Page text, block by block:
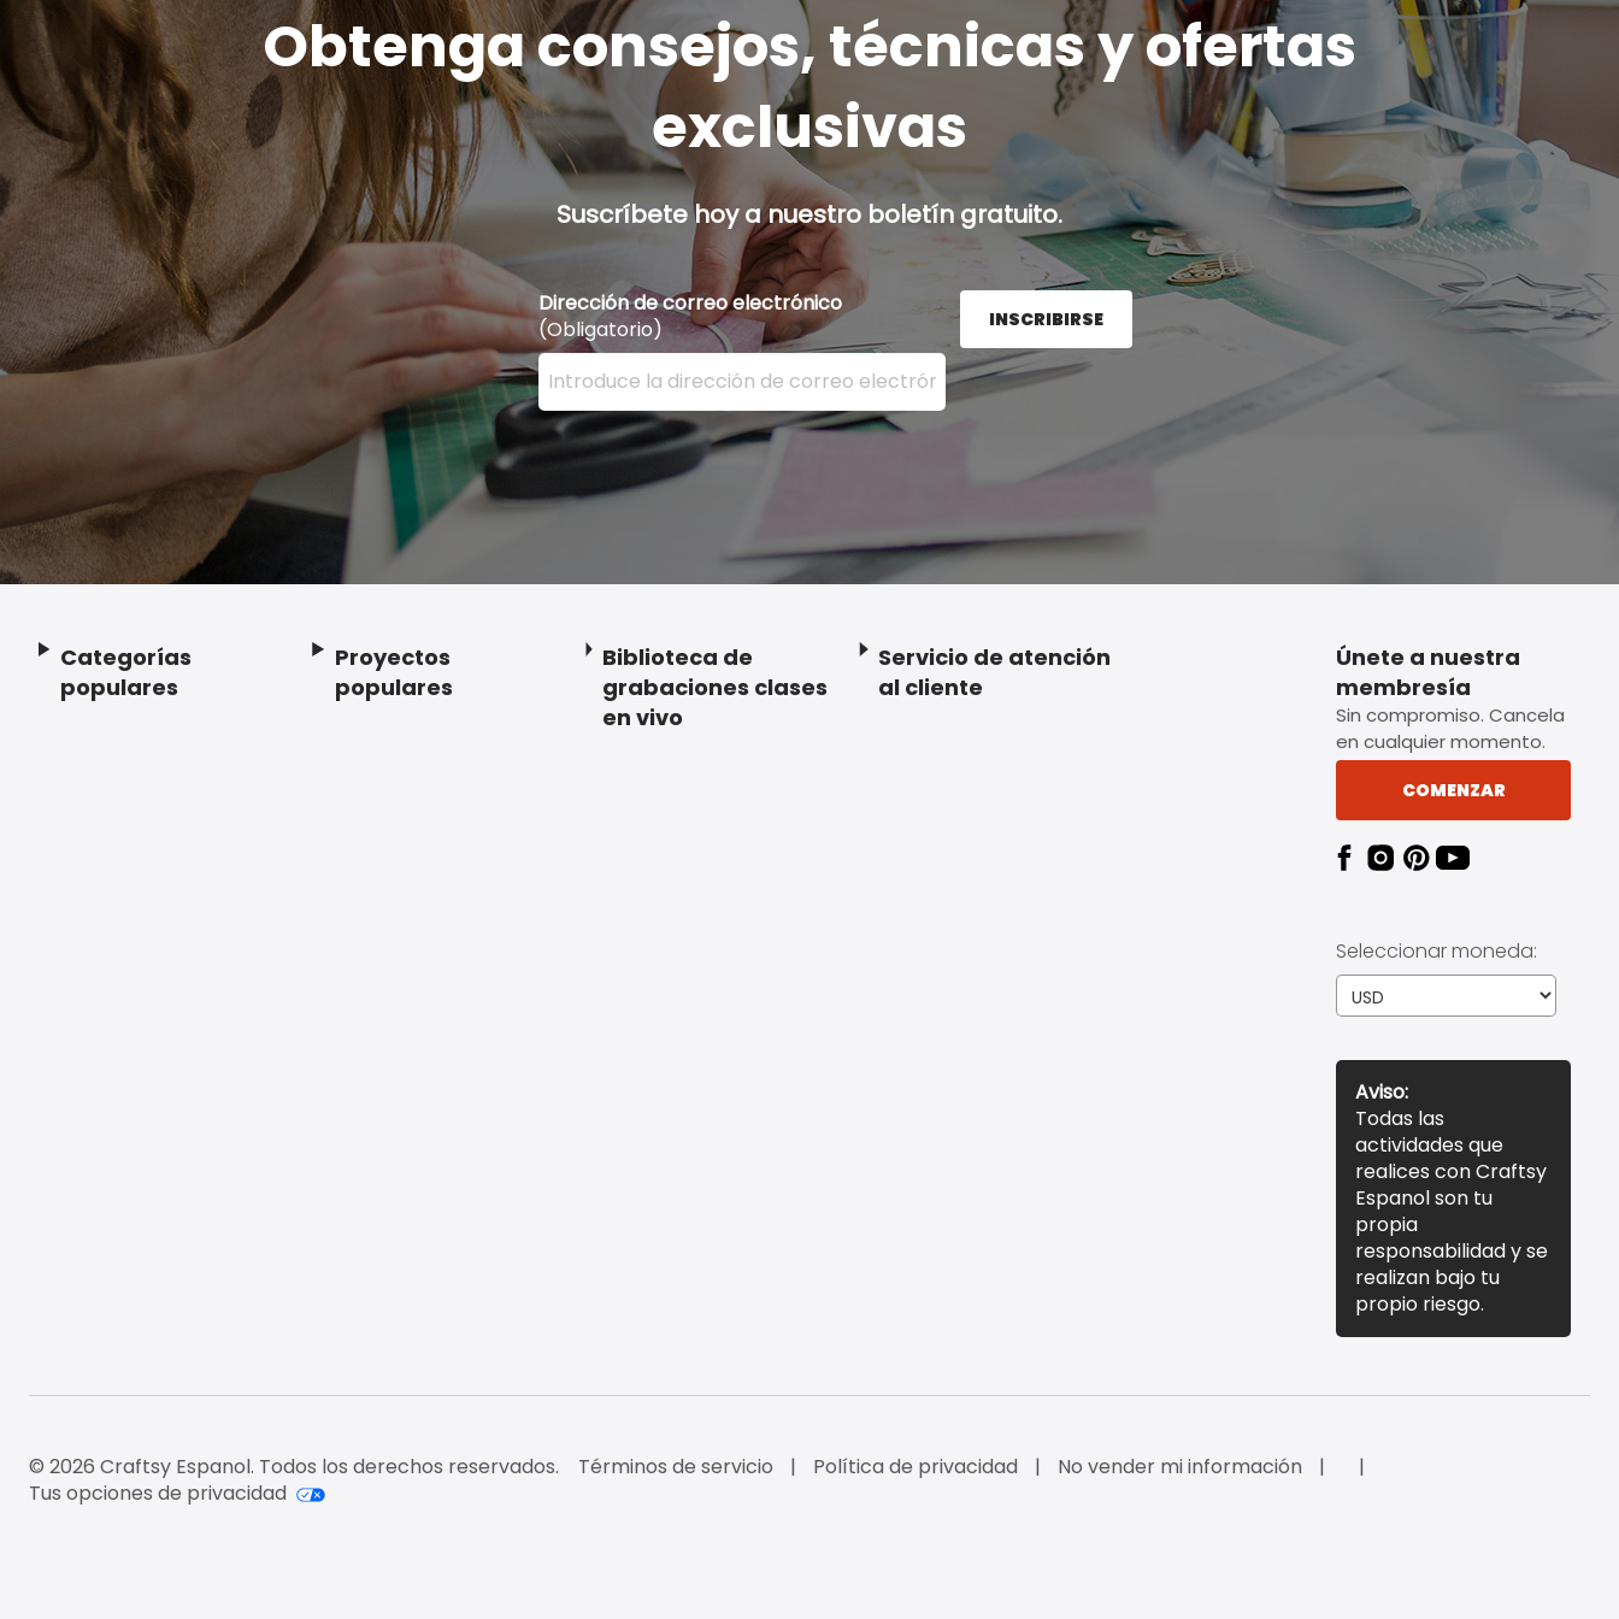
Obtenga consejos, técnicas y ofertas
exclusivas
Suscríbete hoy a nuestro boletín gratuito.
Dirección de correo electrónico
(Obligatorio)
Ingrese su dirección de correo electrónico aquí y presione el botón Registrarse.
INSCRIBIRSE
Footer
Categorías
populares
Proyectos
populares
Biblioteca de
grabaciones clases
en vivo
Servicio de atención
al cliente
Únete a nuestra
membresía
Sin compromiso. Cancela
en cualquier momento.
COMENZAR
Seleccionar moneda:
Aviso:
Todas las
actividades que
realices con Craftsy
Espanol son tu
propia
responsabilidad y se
realizan bajo tu
propio riesgo.
© 2026 Craftsy Espanol. Todos los derechos reservados. Términos de servicio Política de privacidad
No vender mi información
Tus opciones de privacidad